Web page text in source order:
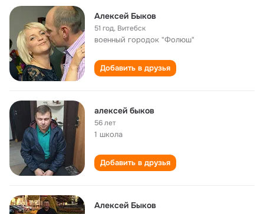
Алексей Быков
51 год, Витебск
военный городок "Фолюш"
Добавить в друзья
алексей быков
56 лет
1 школа
Добавить в друзья
Алексей Быков